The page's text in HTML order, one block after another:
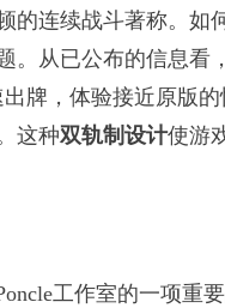
的连续战斗著称。如
。从已公布的信息看
牌，体验接近原版的
这种双轨制设计使游
工作室的一项重